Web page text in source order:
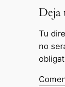
Deja
Tu
no